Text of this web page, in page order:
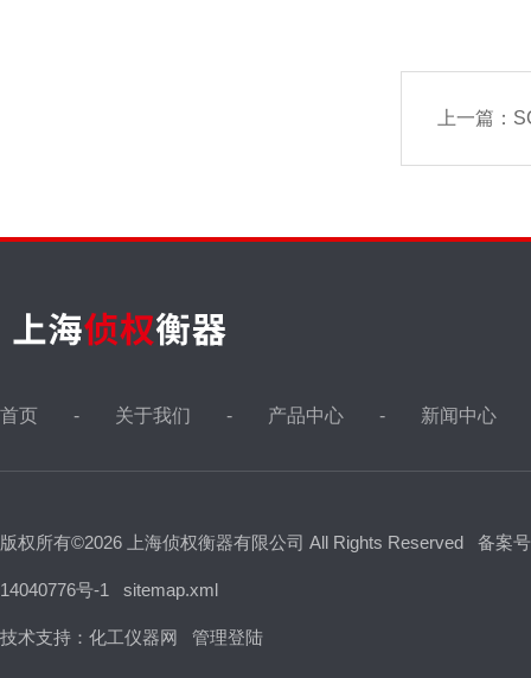
上一篇：
首页 关于我们 产品中心 新闻中心
版权所有©2026 上海侦权衡器有限公司 All Rights Reserved 备案
14040776号-1 sitemap.xml
技术支持： 化工仪器网 管理登陆